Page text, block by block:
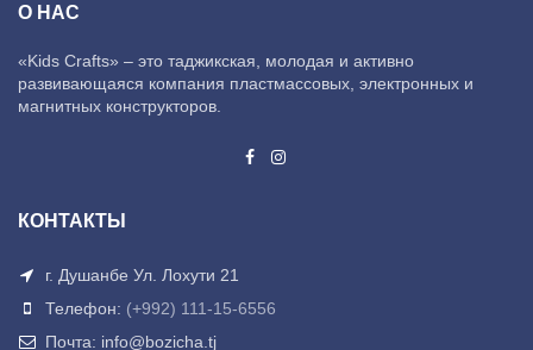
О НАС
«Kids Crafts» – это таджикская, молодая и активно
развивающаяся компания пластмассовых, электронных и
магнитных конструкторов.
КОНТАКТЫ
г. Душанбе Ул. Лохути 21
Телефон: (+992) 111-15-6556
Почта: info@bozicha.tj